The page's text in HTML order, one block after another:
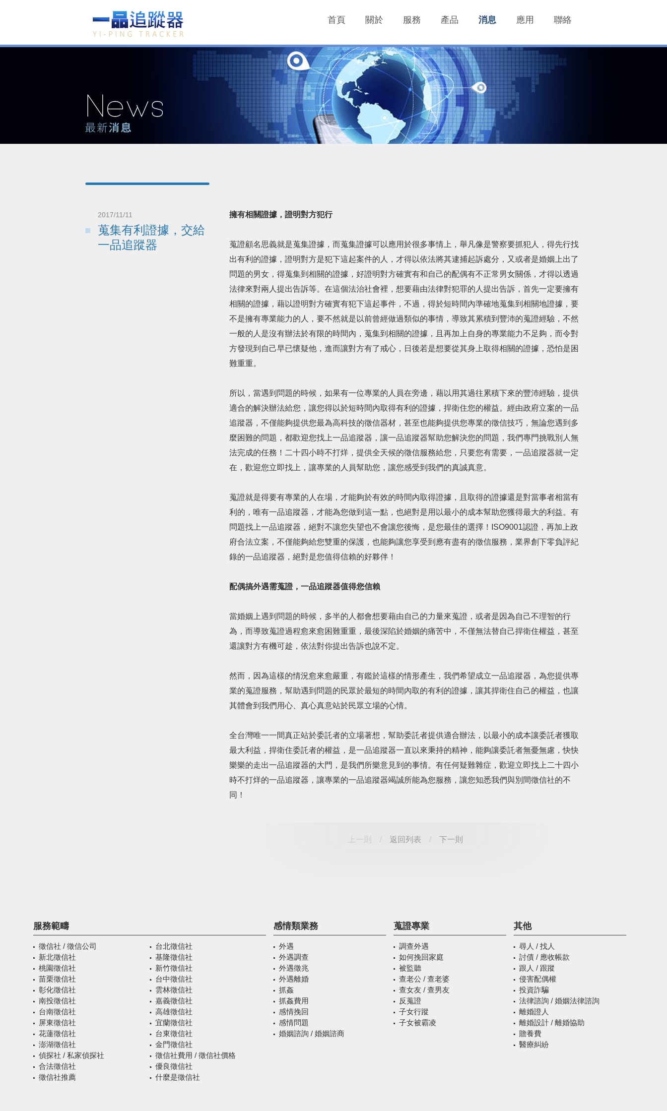
首頁 關於 服務 產品 消息 應用 聯絡
2017/11/11
蒐集有利證據，交給
一品追蹤器
擁有相關證據，證明對方犯行
蒐證顧名思義就是蒐集證據，而蒐集證據可以應用於很多事情上，舉凡像是警察要抓犯人，得先行找
出有利的證據，證明對方是犯下這起案件的人，才得以依法將其逮捕起訴處分，又或者是婚姻上出了
問題的男女，得蒐集到相關的證據，好證明對方確實有和自己的配偶有不正常男女關係，才得以透過
法律來對兩人提出告訴等。在這個法治社會裡，想要藉由法律對犯罪的人提出告訴，首先一定要擁有
相關的證據，藉以證明對方確實有犯下這起事件，不過，得於短時間內準確地蒐集到相關地證據，要
不是擁有專業能力的人，要不然就是以前曾經做過類似的事情，導致其累積到豐沛的蒐證經驗，不然
一般的人是沒有辦法於有限的時間內，蒐集到相關的證據，且再加上自身的專業能力不足夠，而令對
方發現到自己早已懷疑他，進而讓對方有了戒心，日後若是想要從其身上取得相關的證據，恐怕是困
難重重。
所以，當遇到問題的時候，如果有一位專業的人員在旁邊，藉以用其過往累積下來的豐沛經驗，提供
適合的解決辦法給您，讓您得以於短時間內取得有利的證據，捍衛住您的權益。經由政府立案的一品
追蹤器，不僅能夠提供您最為高科技的徵信器材，甚至也能夠提供您專業的徵信技巧，無論您遇到多
麼困難的問題，都歡迎您找上一品追蹤器，讓一品追蹤器幫助您解決您的問題，我們專門挑戰別人無
法完成的任務！二十四小時不打烊，提供全天候的徵信服務給您，只要您有需要，一品追蹤器就一定
在，歡迎您立即找上，讓專業的人員幫助您，讓您感受到我們的真誠真意。
蒐證就是得要有專業的人在場，才能夠於有效的時間內取得證據，且取得的證據還是對當事者相當有
利的，唯有一品追蹤器，才能為您做到這一點，也絕對是用以最小的成本幫助您獲得最大的利益。有
問題找上一品追蹤器，絕對不讓您失望也不會讓您後悔，是您最佳的選擇！ISO9001認證，再加上政
府合法立案，不僅能夠給您雙重的保護，也能夠讓您享受到應有盡有的徵信服務，業界創下零負評紀
錄的一品追蹤器，絕對是您值得信賴的好夥伴！
配偶搞外遇需蒐證，一品追蹤器值得您信賴
當婚姻上遇到問題的時候，多半的人都會想要藉由自己的力量來蒐證，或者是因為自己不理智的行
為，而導致蒐證過程愈來愈困難重重，最後深陷於婚姻的痛苦中，不僅無法替自己捍衛住權益，甚至
還讓對方有機可趁，依法對你提出告訴也說不定。
然而，因為這樣的情況愈來愈嚴重，有鑑於這樣的情形產生，我們希望成立一品追蹤器，為您提供專
業的蒐證服務，幫助遇到問題的民眾於最短的時間內取的有利的證據，讓其捍衛住自己的權益，也讓
其體會到我們用心、真心真意站於民眾立場的心情。
全台灣唯一一間真正站於委託者的立場著想，幫助委託者提供適合辦法，以最小的成本讓委託者獲取
最大利益，捍衛住委託者的權益，是一品追蹤器一直以來秉持的精神，能夠讓委託者無憂無慮，快快
樂樂的走出一品追蹤器的大門，是我們所樂意見到的事情。有任何疑難雜症，歡迎立即找上二十四小
時不打烊的一品追蹤器，讓專業的一品追蹤器竭誠所能為您服務，讓您知悉我們與別間徵信社的不
同！
/ 返回列表 / 下一則
服務範疇
徵信社 / 徵信公司
台北徵信社
新北徵信社
基隆徵信社
桃園徵信社
新竹徵信社
苗栗徵信社
台中徵信社
彰化徵信社
雲林徵信社
南投徵信社
嘉義徵信社
台南徵信社
高雄徵信社
屏東徵信社
宜蘭徵信社
花蓮徵信社
台東徵信社
澎湖徵信社
金門徵信社
偵探社 / 私家偵探社
徵信社費用 / 徵信社價格
合法徵信社
優良徵信社
徵信社推薦
什麼是徵信社
感情類業務
外遇
外遇調查
外遇徵兆
外遇離婚
抓姦
抓姦費用
感情挽回
感情問題
婚姻諮詢 / 婚姻諮商
蒐證專業
調查外遇
如何挽回家庭
被監聽
查老公 / 查老婆
查女友 / 查男友
反蒐證
子女行蹤
子女被霸凌
其他
尋人 / 找人
討債 / 應收帳款
跟人 / 跟蹤
侵害配偶權
投資詐騙
法律諮詢 / 婚姻法律諮詢
離婚證人
離婚設計 / 離婚協助
贍養費
醫療糾紛